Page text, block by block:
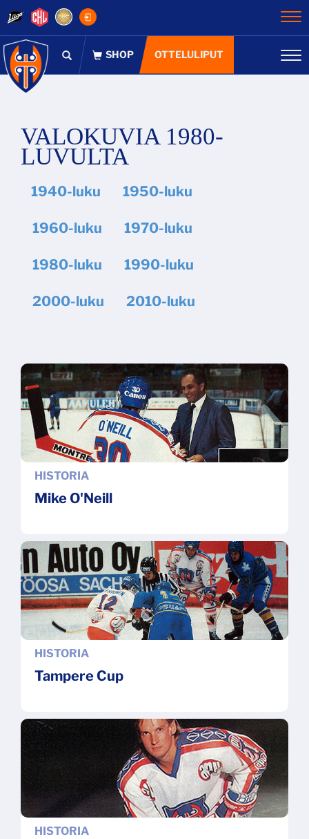
OTTELULIPUT
VALOKUVIA 1980-
LUVULTA
1940-luku 1950-luku
1960-luku 1970-luku
1980-luku 1990-luku
2000-luku 2010-luku
Mike O'Neill
HISTORIA
Tampere Cup
HISTORIA
HISTORIA